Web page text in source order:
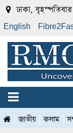
ঢাকা,
English
জাতীয় কলাম